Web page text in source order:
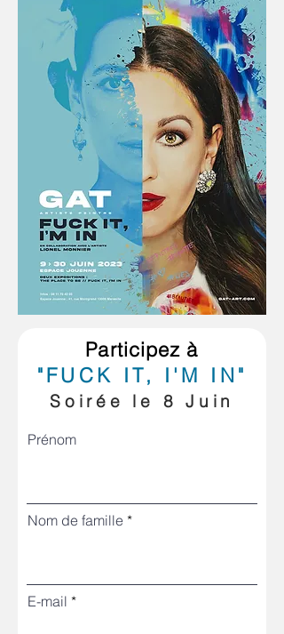
Participez à
"FUCK IT, I'M IN"
Soirée le 8 Juin
Prénom
Nom de famille
E-mail